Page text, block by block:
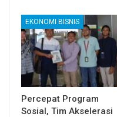
EKONOMI BISNIS
Percepat Program
Sosial, Tim Akselerasi